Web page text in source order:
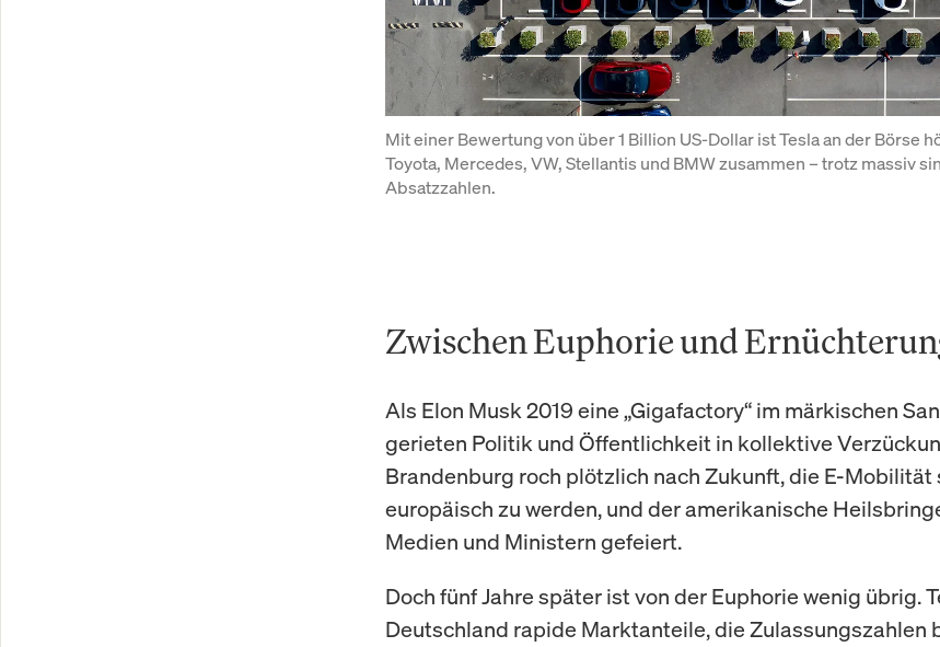
Mit einer Bewertung von über 1 Billion US-Dollar ist Tesla an der Börse
Toyota, Mercedes, VW, Stellantis und BMW zusammen – trotz massiv
Absatzzahlen.
Zwischen Euphorie und
Als Elon Musk 2019 eine „Gigafactory“ im märkischen
gerieten Politik und Öffentlichkeit in kollektive
Brandenburg roch plötzlich nach Zukunft, die E-Mobilität
europäisch zu werden, und der amerikanische
Medien und Ministern gefeiert.
Doch fünf Jahre später ist von der Euphorie wenig übrig.
Deutschland rapide Marktanteile, die Zulassungszahlen